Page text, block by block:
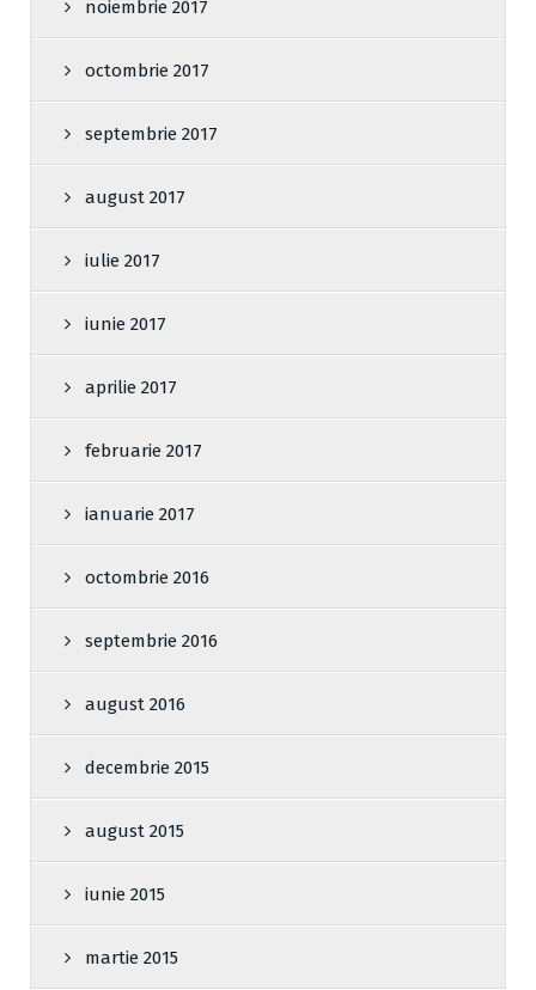
noiembrie 2017
octombrie 2017
septembrie 2017
august 2017
iulie 2017
iunie 2017
aprilie 2017
februarie 2017
ianuarie 2017
octombrie 2016
septembrie 2016
august 2016
decembrie 2015
august 2015
iunie 2015
martie 2015